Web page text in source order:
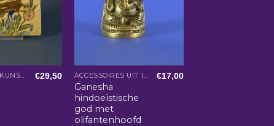
AZIATISCHE KUNST EN WOONACCESSOIRES €29,50 ACCESSOIRES UIT INDIA
Ganesha
hindoeïstische
god met
olifantenhoofd
€17,00